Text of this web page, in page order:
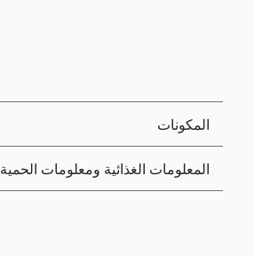
المكونات
المعلومات الغذائية ومعلومات الحمية